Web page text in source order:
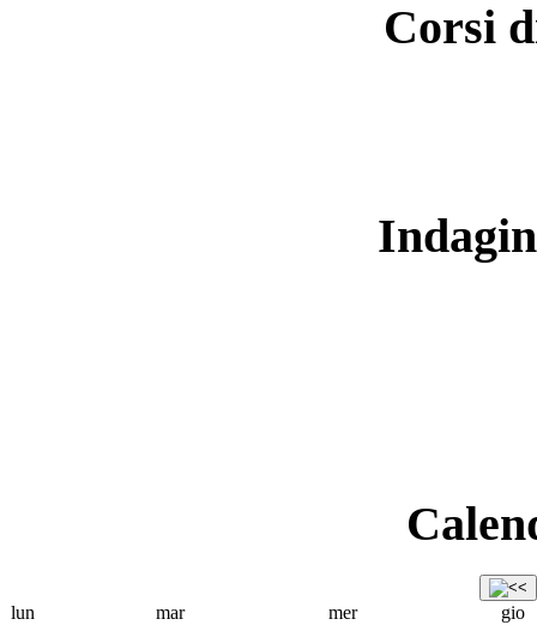
Corsi
lun
mar mer gio